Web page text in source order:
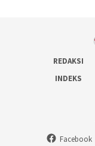
REDAKSI
INDEKS
Facebook